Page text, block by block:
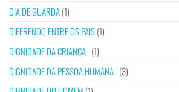
DIA DE GUARDA(1)
DIFERENDO ENTRE OS PAIS(1)
DIGNIDADE DA CRIANÇA (1)
DIGNIDADE DA PESSOA HUMANA (3)